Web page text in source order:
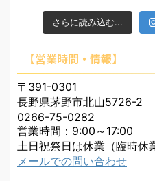
さらに読み込む...
【営業時間・情報】
〒391-0301
長野県茅野市北山5726-2
0266-75-0282
営業時間：9:00～17:00
土日祝祭日は休業（臨時休
メールでの問い合わせ